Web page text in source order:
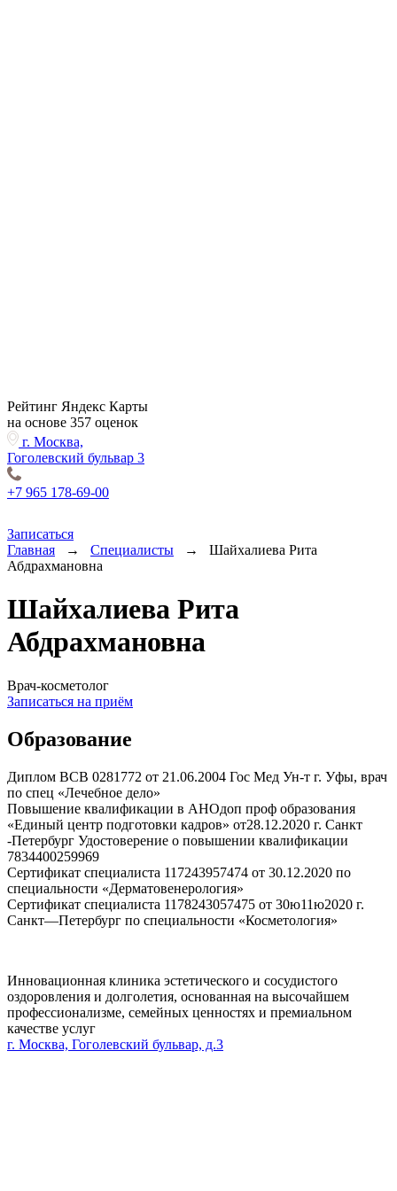
Рейтинг Яндекс Карты
на основе 357 оценок
г. Москва,
Гоголевский бульвар 3
+7 965 178-69-00
Записаться
Главная → Специалисты → Шайхалиева Рита
Абдрахмановна
Шайхалиева Рита
Абдрахмановна
Врач-косметолог
Записаться на приём
Образование
Диплом ВСВ 0281772 от 21.06.2004 Гос Мед Ун-т г. Уфы, врач
по спец «Лечебное дело»
Повышение квалификации в АНОдоп проф образования
«Единый центр подготовки кадров» от28.12.2020 г. Санкт
-Петербург Удостоверение о повышении квалификации
7834400259969
Сертификат специалиста 117243957474 от 30.12.2020 по
специальности «Дерматовенерология»
Сертификат специалиста 1178243057475 от 30ю11ю2020 г.
Санкт—Петербург по специальности «Косметология»
Инновационная клиника эстетического и сосудистого
оздоровления и долголетия, основанная на высочайшем
профессионализме, семейных ценностях и премиальном
качестве услуг
г. Москва, Гоголевский бульвар, д.3